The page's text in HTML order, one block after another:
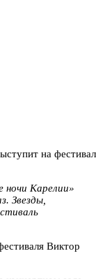
на
ночи Карелии»
Звезды,
Виктор